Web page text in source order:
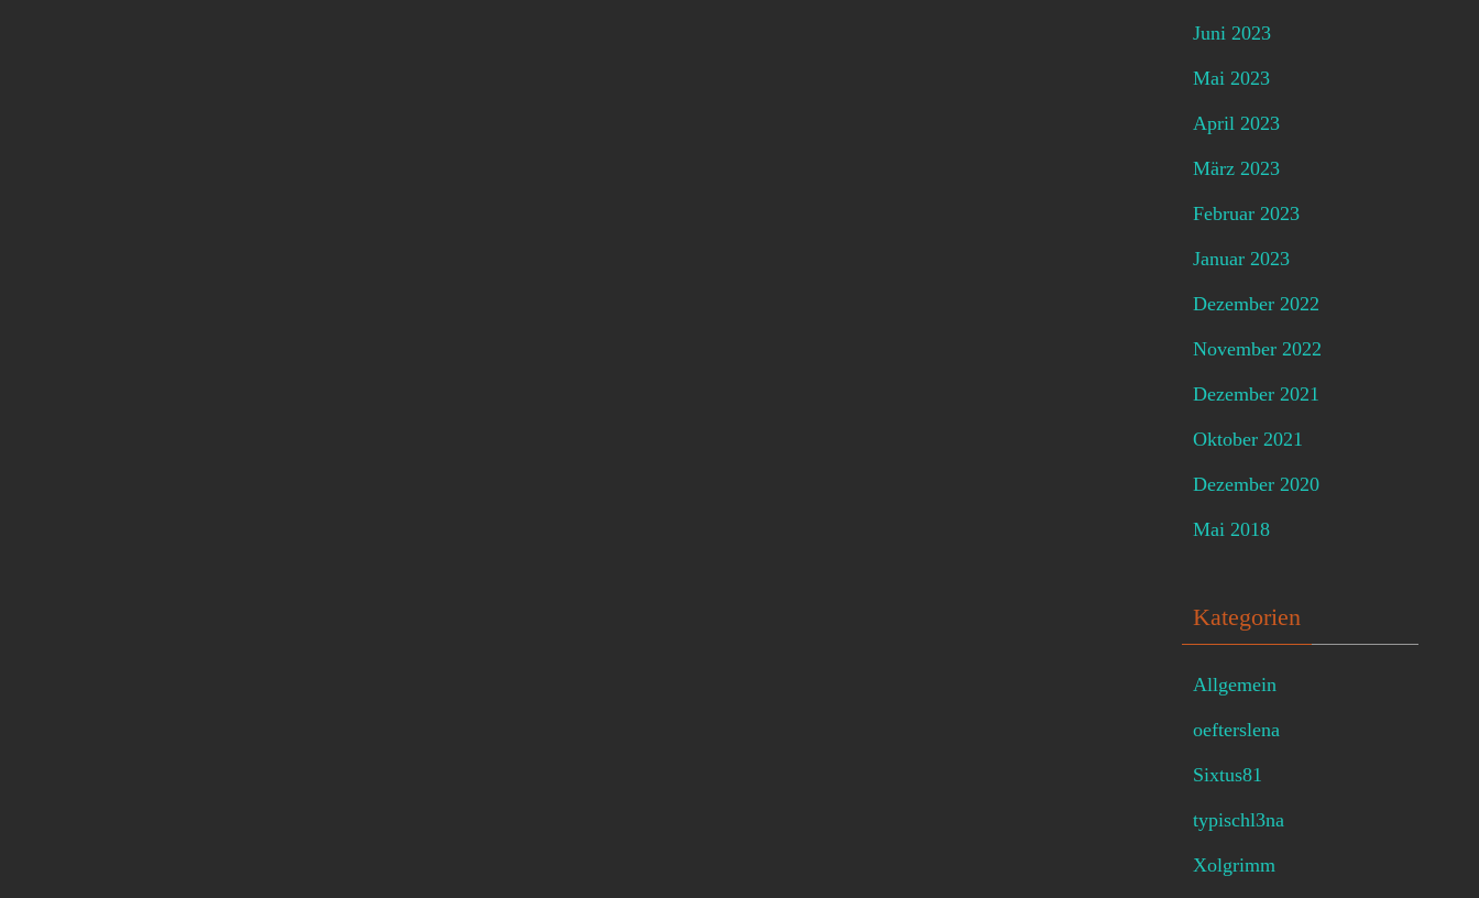
Juni 2023
Mai 2023
April 2023
März 2023
Februar 2023
Januar 2023
Dezember 2022
November 2022
Dezember 2021
Oktober 2021
Dezember 2020
Mai 2018
Kategorien
Allgemein
oefterslena
Sixtus81
typischl3na
Xolgrimm